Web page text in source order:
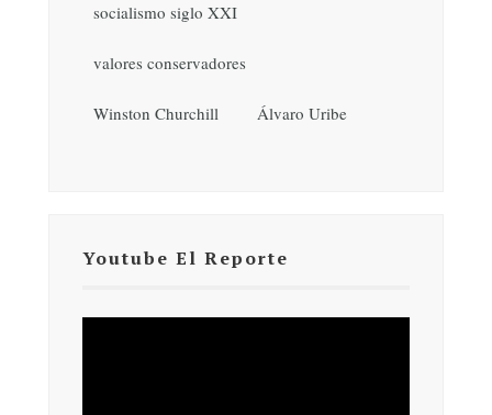
socialismo siglo XXI
valores conservadores
Winston Churchill Álvaro Uribe
Youtube El Reporte